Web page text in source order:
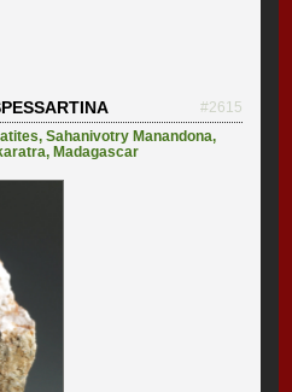
#2615
,Sahanivotry Manandona,
, Madagascar